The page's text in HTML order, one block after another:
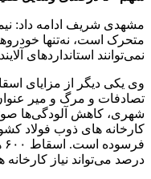
مشهدی شریف ادامه داد:
متحرک است، نه‌تنها
نمی‌توانند استانداردهای آلاینده‌گی یورو ۵
وی یکی دیگر از مزایای
تصادفات و مرگ و میر
شهری، کاهش آلودگی‌ها
کارخانه های ذوب فولاد
درصد می‌تواند نیاز